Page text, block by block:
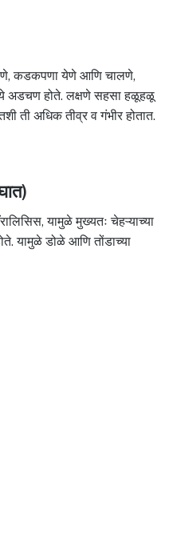
कडकपणा येणे आणि चालणे,
अडचण होते. लक्षणे सहसा हळूहळू
ती अधिक तीव्र व गंभीर होतात.
यामुळे मुख्यतः चेहऱ्याच्या
यामुळे डोळे आणि तोंडाच्या